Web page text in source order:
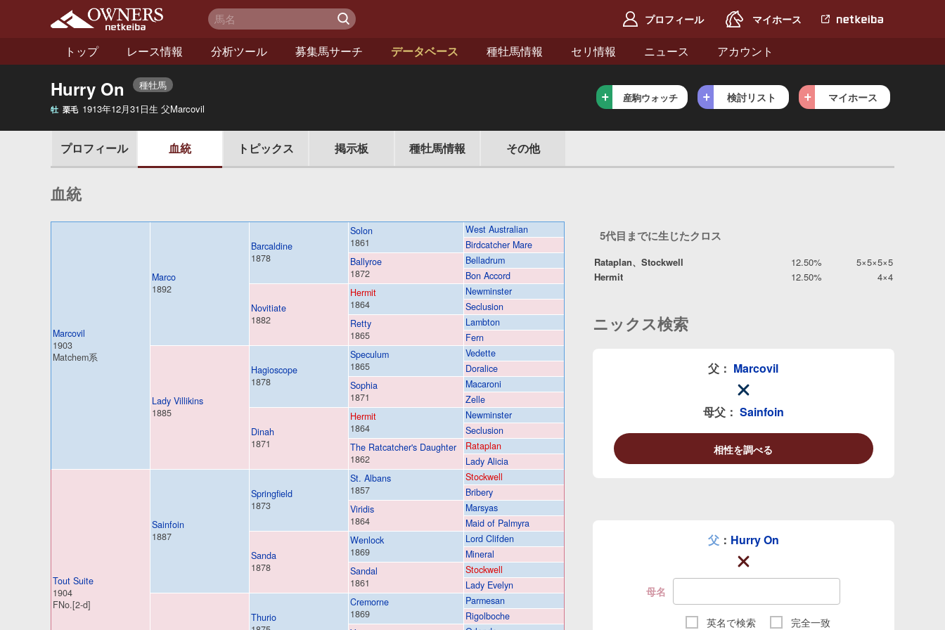
netkeiba オーナー
ズ プロフィール マイホース netkeiba.com
トップ レース情報 分析ツール 募集馬サーチ データベース 種牡馬情報 セリ情報 ニュース アカウント
Hurry On 種牡馬
牡 栗毛 1913年12月31日生 父Marcovil
産駒ウォッチ 検討リスト マイホース
プロフィール 血統 トピックス 掲示板 種牡馬情報 その他
血統
Marcovil
1903
Matchem系
Marco
1892
Barcaldine
1878
Solon
1861
West Australian
Birdcatcher Mare
Ballyroe
1872
Belladrum
Bon Accord
Novitiate
1882
Hermit
1864
Newminster
Seclusion
Retty
1865
Lambton
Fern
Lady Villikins
1885
Hagioscope
1878
Speculum
1865
Vedette
Doralice
Sophia
1871
Macaroni
Zelle
Dinah
1871
Hermit
1864
Newminster
Seclusion
The Ratcatcher's Daughter
1862
Rataplan
Lady Alicia
Tout Suite
1904
FNo.[2-d]
Sainfoin
1887
Springfield
1873
St. Albans
1857
Stockwell
Bribery
Viridis
1864
Marsyas
Maid of Palmyra
Sanda
1878
Wenlock
1869
Lord Clifden
Mineral
Sandal
1861
Stockwell
Lady Evelyn
Thurio
Cremorne
1869
Parmesan
Rigolboche
5代目までに生じたクロス
Rataplan、Stockwell 12.50%
5×5×5×5
Hermit
12.50% 4×4
ニックス検索
父： Marcovil
母父： Sainfoin
相性を調べる
父： Hurry On
母名
英名で検索 完全一致